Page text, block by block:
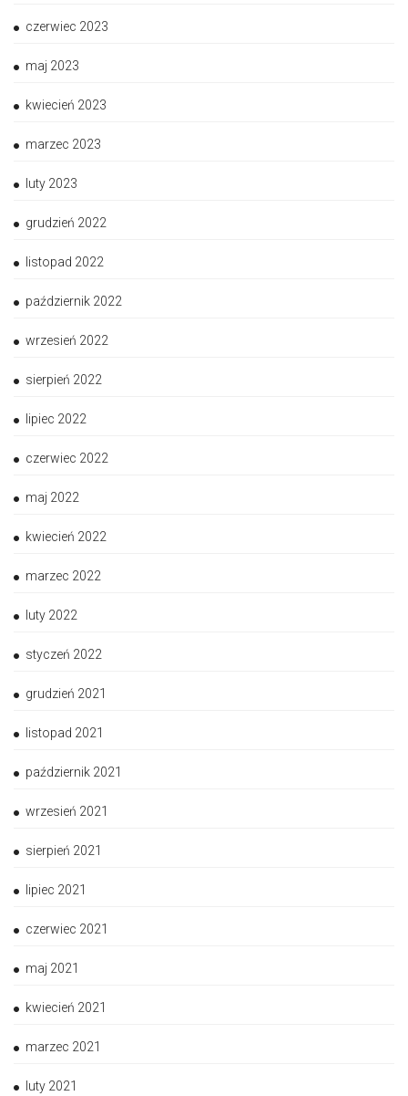
czerwiec 2023
maj 2023
kwiecień 2023
marzec 2023
luty 2023
grudzień 2022
listopad 2022
październik 2022
wrzesień 2022
sierpień 2022
lipiec 2022
czerwiec 2022
maj 2022
kwiecień 2022
marzec 2022
luty 2022
styczeń 2022
grudzień 2021
listopad 2021
październik 2021
wrzesień 2021
sierpień 2021
lipiec 2021
czerwiec 2021
maj 2021
kwiecień 2021
marzec 2021
luty 2021